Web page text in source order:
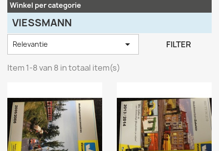
Winkel per categorie
VIESSMANN
Relevantie  FILTER
Item 1-8 van 8 in totaal item(s)